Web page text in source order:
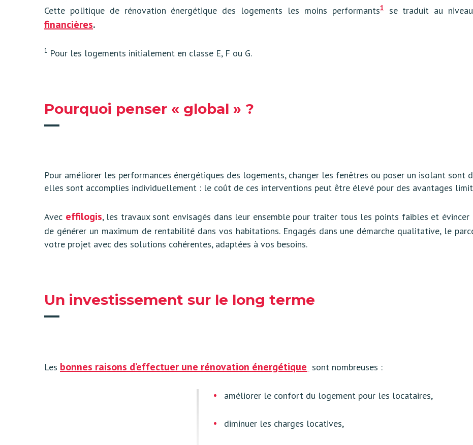
Cette politique de rénovation énergétique des logements les moins performants1se traduit au
financières.
1 Pour les logements initialement en classe E, F ou G.
Pourquoi penser « global » ?
Pour améliorer les performances énergétiques des logements, changer les fenêtres ou poser un isolant sont
elles sont accomplies individuellement : le coût de ces interventions peut être élevé pour des avantages
Avec effilogis, les travaux sont envisagés dans leur ensemble pour traiter tous les points faibles et
de générer un maximum de rentabilité dans vos habitations. Engagés dans une démarche qualitative, le
votre projet avec des solutions cohérentes, adaptées à vos besoins.
Un investissement sur le long terme
Les bonnes raisons d’effectuer une rénovation énergétique sont nombreuses :
améliorer le confort du logement pour les locataires,
diminuer les charges locatives,